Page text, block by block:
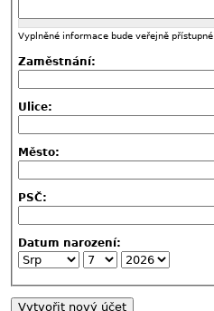
Vyplněné informace bude veřejně přístupné
Zaměstnání:
Ulice:
Město:
PSČ:
Datum narození: